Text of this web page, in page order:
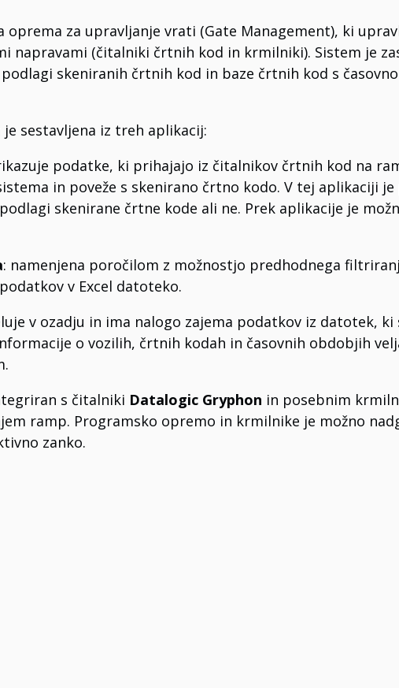
oprema za upravljanje vrati (Gate Management), ki
napravami (čitalniki črtnih kod in krmilniki). Sistem je
skeniranih črtnih kod in baze črtnih kod s
sestavljena iz treh aplikacij:
podatke, ki prihajajo iz čitalnikov črtnih kod na
in poveže s skenirano črtno kodo. V tej aplikaciji
skenirane črtne kode ali ne. Prek aplikacije je
: namenjena poročilom z možnostjo predhodnega
v Excel datoteko.
v ozadju in ima nalogo zajema podatkov iz datotek, ki
o vozilih, črtnih kodah in časovnih obdobjih
s čitalniki Datalogic Gryphon in posebnim
ramp. Programsko opremo in krmilnike je možno
zanko.